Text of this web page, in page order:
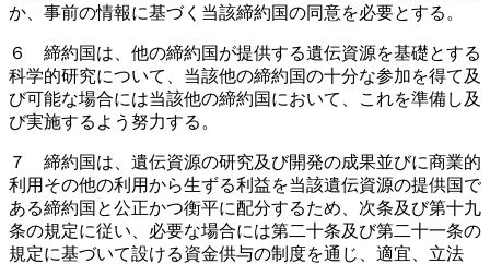
か、事前の情報に基づく当該締約国の同意を必要とする。
６ 締約国は、他の締約国が提供する遺伝資源を基礎とする
科学的研究について、当該他の締約国の十分な参加を得て及
び可能な場合には当該他の締約国において、これを準備し及
び実施するよう努力する。
７ 締約国は、遺伝資源の研究及び開発の成果並びに商業的
利用その他の利用から生ずる利益を当該遺伝資源の提供国で
ある締約国と公正かつ衡平に配分するため、次条及び第十九
条の規定に従い、必要な場合には第二十条及び第二十一条の
規定に基づいて設ける資金供与の制度を通じ、適宜、立法